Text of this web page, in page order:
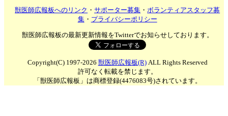
獣医師広報板へのリンク ・サポーター募集 ・ボランティアスタッフ募
集・ プライバシーポリシー
獣医師広報板の最新更新情報をTwitterでお知らせしております。
Copyright(C) 1997-2026 獣医師広報板(R)ALL Rights Reserved
許可なく転載を禁じます。
「獣医師広報板」は商標登録(4476083号)されています。